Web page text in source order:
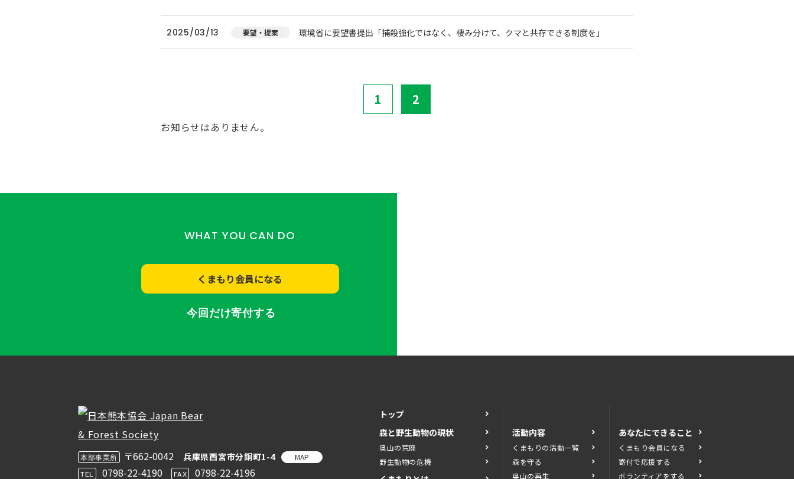
2025/03/13 要望・提案 環境省に要望書提出「捕殺強化ではなく、棲み分けて、クマと共存できる制度を」
1 2
お知らせはありません。
WHAT YOU CAN DO
くまもり会員になる
今回だけ寄付する
本部事業所 〒662-0042 兵庫県西宮市分銅町1-4 MAP
TEL 0798-22-4190 FAX 0798-22-4196
トップ
森と野生動物の現状
奥山の荒廃
野生動物の危機
活動内容
くまもりの活動一覧
森を守る
奥山の再生
あなたにできること
くまもり会員になる
寄付で応援する
ボランティアをする